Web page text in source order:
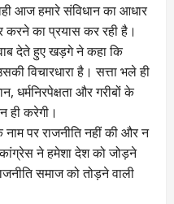
आज हमारे संविधान का आधार
करने का प्रयास कर रही है।
देते हुए खड़गे ने कहा कि
विचारधारा है। सत्ता भले ही
धर्मनिरपेक्षता और गरीबों के
ही करेगी।
पर राजनीति नहीं की और न
ने हमेशा देश को जोड़ने
समाज को तोड़ने वाली